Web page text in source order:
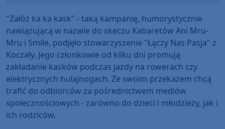
"Załóż ka ka kask" - taką kampanię, humorystycznie
nawiązującą w nazwie do skeczu Kabaretów Ani Mru-
Mru i Smile, podjęło stowarzyszenie "Łączy Nas Pasja" z
Koczały. Jego członkowie od kilku dni promują
zakładanie kasków podczas jazdy na rowerach czy
elektrycznych hulajnogach. Ze swoim przekazem chcą
trafić do odbiorców za pośrednictwem mediów
społecznościowych - zarówno do dzieci i młodzieży, jak i
ich rodziców.